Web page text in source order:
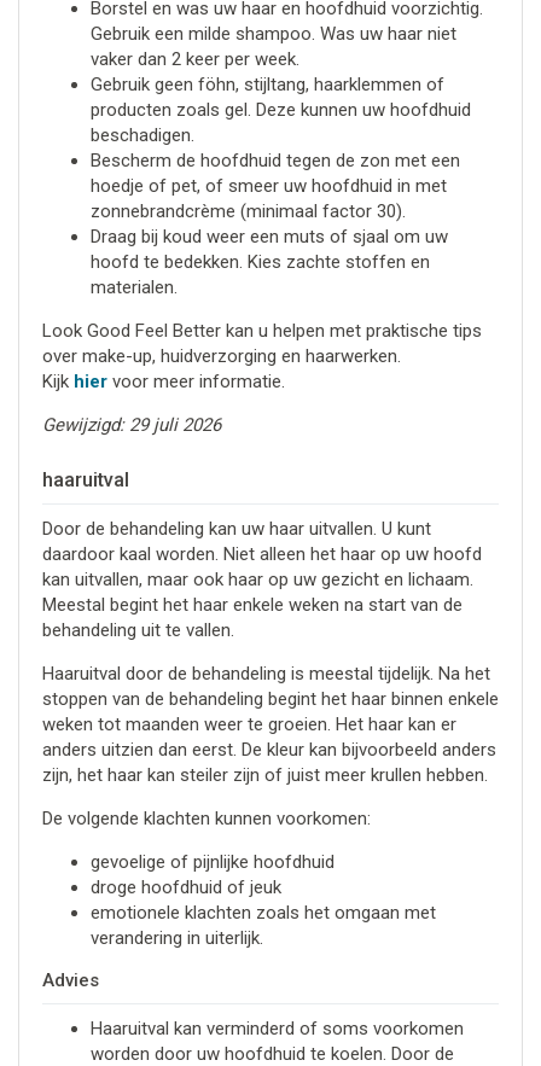
Borstel en was uw haar en hoofdhuid voorzichtig.
Gebruik een milde shampoo. Was uw haar niet
vaker dan 2 keer per week.
Gebruik geen föhn, stijltang, haarklemmen of
producten zoals gel. Deze kunnen uw hoofdhuid
beschadigen.
Bescherm de hoofdhuid tegen de zon met een
hoedje of pet, of smeer uw hoofdhuid in met
zonnebrandcrème (minimaal factor 30).
Draag bij koud weer een muts of sjaal om uw
hoofd te bedekken. Kies zachte stoffen en
materialen.
Look Good Feel Better kan u helpen met praktische tips
over make-up, huidverzorging en haarwerken.
Kijk hiervoor meer informatie.
Gewijzigd: 29 juli 2026
haaruitval
Door de behandeling kan uw haar uitvallen. U kunt
daardoor kaal worden. Niet alleen het haar op uw hoofd
kan uitvallen, maar ook haar op uw gezicht en lichaam.
Meestal begint het haar enkele weken na start van de
behandeling uit te vallen.
Haaruitval door de behandeling is meestal tijdelijk. Na het
stoppen van de behandeling begint het haar binnen enkele
weken tot maanden weer te groeien. Het haar kan er
anders uitzien dan eerst. De kleur kan bijvoorbeeld anders
zijn, het haar kan steiler zijn of juist meer krullen hebben.
De volgende klachten kunnen voorkomen:
gevoelige of pijnlijke hoofdhuid
droge hoofdhuid of jeuk
emotionele klachten zoals het omgaan met
verandering in uiterlijk.
Advies
Haaruitval kan verminderd of soms voorkomen
worden door uw hoofdhuid te koelen. Door de